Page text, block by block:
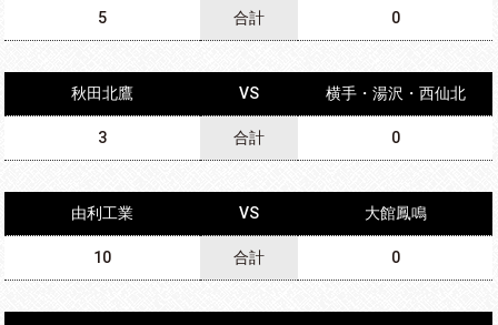
5 合計 0
秋田北鷹 VS 横手・湯沢・西仙北
3 合計 0
由利工業 VS 大館鳳鳴
10 合計 0